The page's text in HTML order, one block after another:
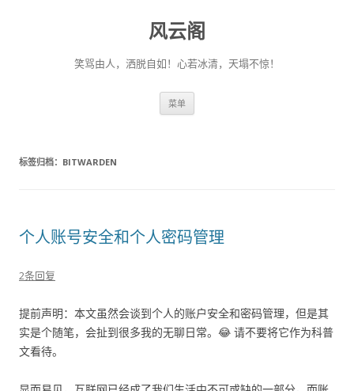
风云阁
笑骂由人，洒脱自如！心若冰清，天塌不惊！
菜单
标签归档： BITWARDEN
个人账号安全和个人密码管理
2条回复
提前声明：本文虽然会谈到个人的账户安全和密码管理，但是其
实是个随笔，会扯到很多我的无聊日常。😂 请不要将它作为科普
文看待。